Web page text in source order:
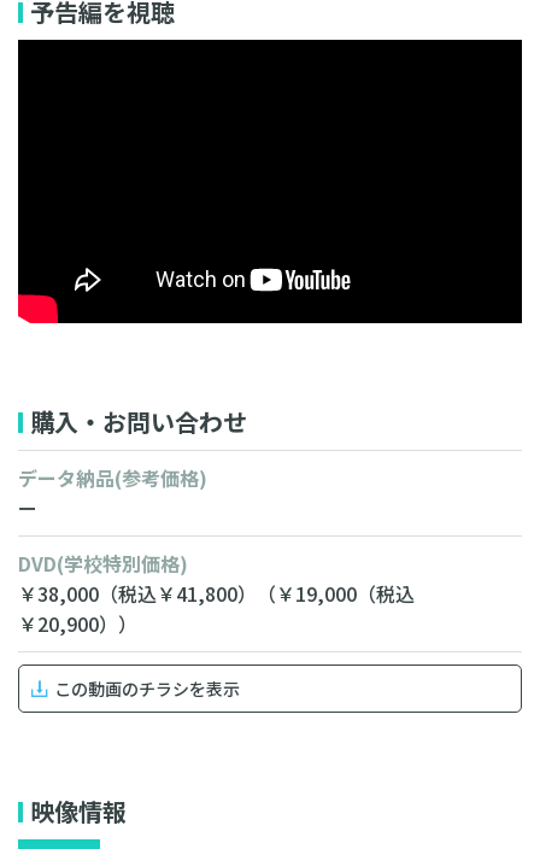
予告編を視聴
購入・お問い合わせ
データ納品(参考価格)
ー
DVD(学校特別価格)
￥38,000 （税込￥41,800） （￥19,000 （税込
￥20,900））
この動画のチラシを表示
映像情報